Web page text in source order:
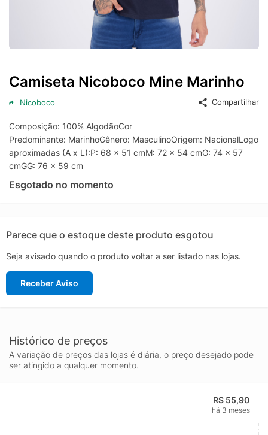
Camiseta Nicoboco Mine Marinho
Nicoboco Compartilhar
Composição: 100% AlgodãoCor
Predominante: MarinhoGênero: MasculinoOrigem: NacionalLogo:
aproximadas (A x L):P: 68 x 51 cmM: 72 x 54 cmG: 74 x 57
cmGG: 76 x 59 cm
Esgotado no momento
Parece que o estoque deste produto esgotou
Seja avisado quando o produto voltar a ser listado nas lojas.
Receber Aviso
Histórico de preços
A variação de preços das lojas é diária, o preço desejado pode
ser atingido a qualquer momento.
R$ 55,90
há 3 meses